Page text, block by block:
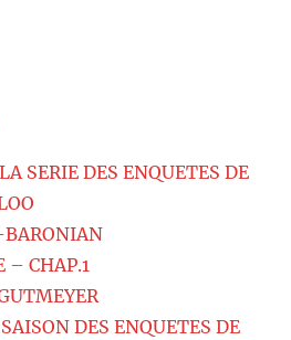
SERIE DES ENQUETES DE
– CHAP.1
DES ENQUETES DE